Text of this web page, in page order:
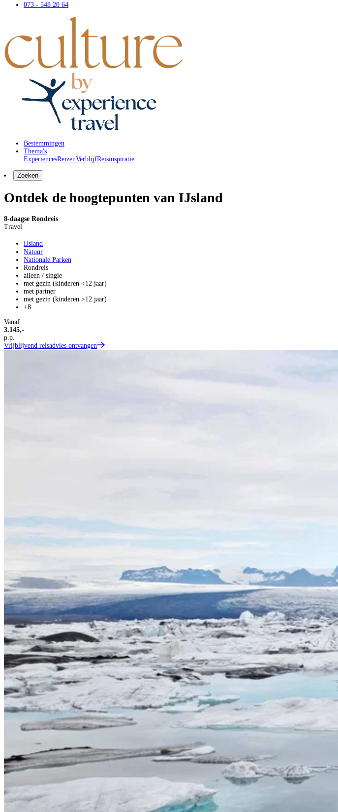
073 - 548 20 64
Bestemmingen
Thema's
ExperiencesReizenVerblijfReisinspiratie
Zoeken
Ontdek de hoogtepunten van IJsland
8-daagse Rondreis
Travel
IJsland
Natuur
Nationale Parken
Rondreis
alleen / single
met gezin (kinderen <12 jaar)
met partner
met gezin (kinderen >12 jaar)
+8
Vanaf
3.145,-
p.p.
Vrijblijvend reisadvies ontvangen